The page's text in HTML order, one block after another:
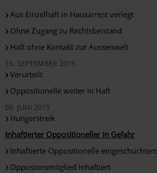
Aus Einzelhaft in Hausarrest verlegt
Ohne Zugang zu Rechtsbeistand
Haft ohne Kontakt zur Aussenwelt
16. SEPTEMBER 2015
Verurteilt
Oppositionelle weiter in Haft
08. JUNI 2015
Hungerstreik
Inhaftierter Oppositioneller in Gefahr
Inhaftierte Oppositionelle eingeschüchtert
Opposionsmitglied inhaftiert